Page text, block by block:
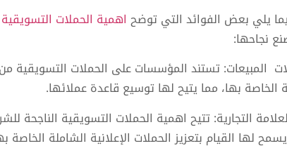
يلي بعض الفوائد التي توضح اهمية الحملات التسويقية
نجاحها:
المبيعات: تستند المؤسسات على الحملات التسويقية
الخاصة بها، مما يتيح لها توسيع قاعدة عملائها.
التجارية: تتيح اهمية الحملات التسويقية الناجحة
يسمح لها القيام بتعزيز الحملات الإعلانية الشاملة